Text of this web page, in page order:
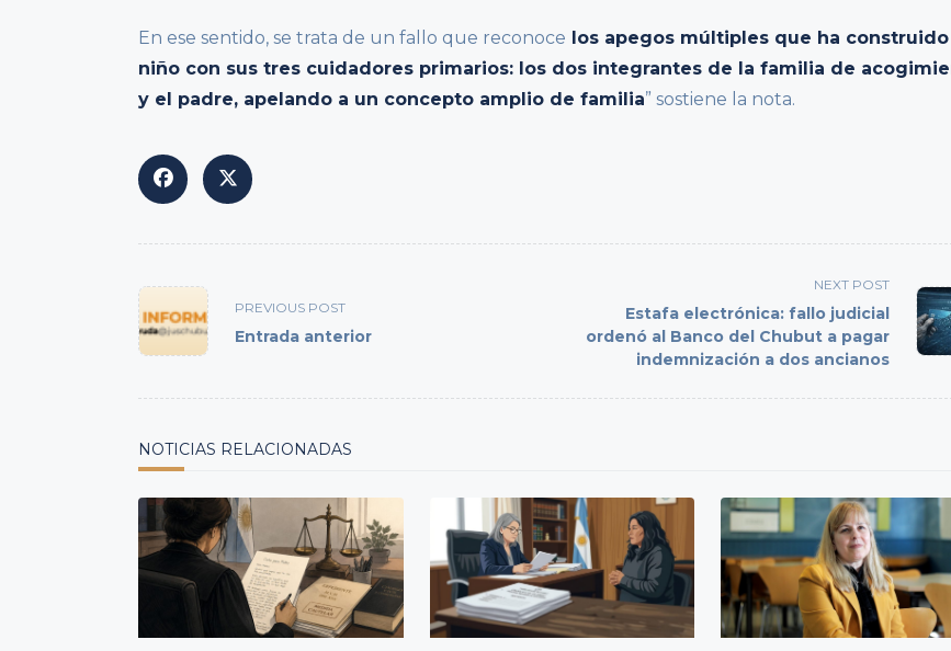
En ese sentido, se trata de un fallo que reconoce los apegos múltiples que ha
niño con sus tres cuidadores primarios: los dos integrantes de la familia de
y el padre, apelando a un concepto amplio de familia” sostiene la nota.
<span
class="nav-
subtitle
screen-
PREVIOUS POST
Entrada anterior
NEXT POST
Estafa electrónica: fallo judicial
ordenó al Banco del Chubut a pagar
indemnización a dos ancianos
NOTICIAS RELACIONADAS